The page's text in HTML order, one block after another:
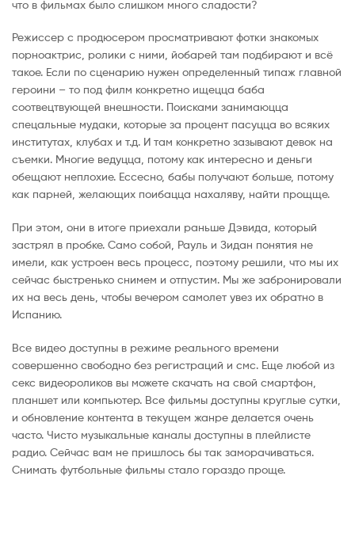
что в фильмах было слишком много сладости?
Режиссер с продюсером просматривают фотки знакомых
порноактрис, ролики с ними, йобарей там подбирают и всё
такое. Если по сценарию нужен определенный типаж главной
героини – то под филм конкретно ищецца баба
соотвецтвующей внешности. Поисками занимаюцца
спецальные мудаки, которые за процент пасуцца во всяких
институтах, клубах и т.д. И там конкретно зазывают девок на
съемки. Многие ведуцца, потому как интересно и деньги
обещают неплохие. Ессесно, бабы получают больше, потому
как парней, желающих поибацца нахаляву, найти прощще.
При этом, они в итоге приехали раньше Дэвида, который
застрял в пробке. Само собой, Рауль и Зидан понятия не
имели, как устроен весь процесс, поэтому решили, что мы их
сейчас быстренько снимем и отпустим. Мы же забронировали
их на весь день, чтобы вечером самолет увез их обратно в
Испанию.
Все видео доступны в режиме реального времени
совершенно свободно без регистраций и смс. Еще любой из
секс видеороликов вы можете скачать на свой смартфон,
планшет или компьютер. Все фильмы доступны круглые сутки,
и обновление контента в текущем жанре делается очень
часто. Чисто музыкальные каналы доступны в плейлисте
радио. Сейчас вам не пришлось бы так заморачиваться.
Снимать футбольные фильмы стало гораздо проще.